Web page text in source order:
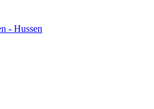
- Hussen